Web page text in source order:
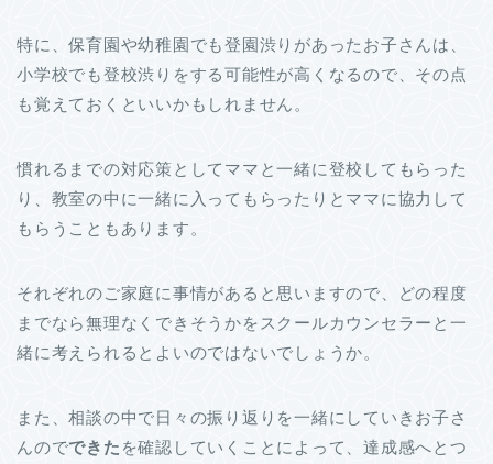
特に、保育園や幼稚園でも登園渋りがあったお子さんは、
小学校でも登校渋りをする可能性が高くなるので、その点
も覚えておくといいかもしれません。
慣れるまでの対応策としてママと一緒に登校してもらった
り、教室の中に一緒に入ってもらったりとママに協力して
もらうこともあります。
それぞれのご家庭に事情があると思いますので、どの程度
までなら無理なくできそうかをスクールカウンセラーと一
緒に考えられるとよいのではないでしょうか。
また、相談の中で日々の振り返りを一緒にしていきお子さ
んのでできた を確認していくことによって、達成感へとつ